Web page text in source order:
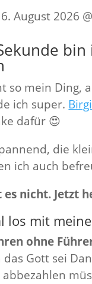
August 2026
so mein Ding,
ich super.
dafür 😍
die
ich auch
nicht. Jetzt
los mit
ohne
Gott sei